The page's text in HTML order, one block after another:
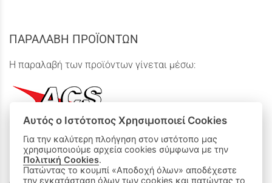
ΠΑΡΑΛΑΒΗ ΠΡΟΪΟΝΤΩΝ
Η παραλαβή των προϊόντων γίνεται μέσω:
ΟΙ ΑΓΟΡΕΣ ΜΟΥ
Αυτός ο Ιστότοπος Χρησιμοποιεί Cookies
Για την καλύτερη πλοήγηση στον ιστότοπο μας
χρησιμοποιούμε αρχεία cookies σύμφωνα με την
Πολιτική Cookies.
Πατώντας το κουμπί «Αποδοχή όλων» αποδέχεστε
την εγκατάσταση όλων των cookies και πατώντας το